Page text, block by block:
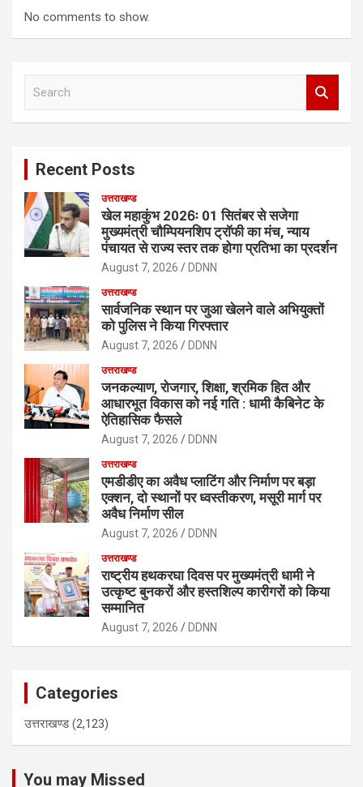
No comments to show.
Recent Posts
उत्तराखण्ड
खेल महाकुंभ 2026ः 01 सितंबर से सजेगा
मुख्यमंत्री चौम्पियनशिप ट्रॉफी का मंच, न्याय
पंचायत से राज्य स्तर तक होगा प्रतिभा का प्रदर्शन
August 7, 2026 DDNN
उत्तराखण्ड
सार्वजनिक स्थान पर जुआ खेलने वाले अभियुक्तों
को पुलिस ने किया गिरफ्तार
August 7, 2026 DDNN
उत्तराखण्ड
जनकल्याण, रोजगार, शिक्षा, श्रमिक हित और
आधारभूत विकास को नई गति : धामी कैबिनेट के
ऐतिहासिक फैसले
August 7, 2026 DDNN
उत्तराखण्ड
एमडीडीए का अवैध प्लाटिंग और निर्माण पर बड़ा
एक्शन, दो स्थानों पर ध्वस्तीकरण, मसूरी मार्ग पर
अवैध निर्माण सील
August 7, 2026 DDNN
उत्तराखण्ड
राष्ट्रीय हथकरघा दिवस पर मुख्यमंत्री धामी ने
उत्कृष्ट बुनकरों और हस्तशिल्प कारीगरों को किया
सम्मानित
August 7, 2026 DDNN
Categories
उत्तराखण्ड(2,123)
You may Missed